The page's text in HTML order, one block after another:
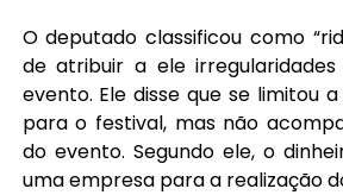
O deputado classificou como
de atribuir a ele
evento. Ele disse que se limitou
para o festival, mas não
do evento. Segundo ele, o
uma empresa para a realização